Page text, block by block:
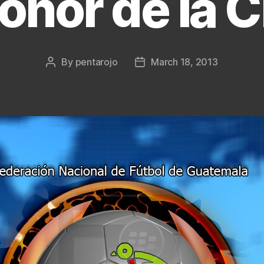
Post
By pentarojo
PostMarch 18, 2013